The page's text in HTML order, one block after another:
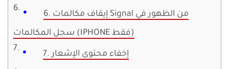
6. إيقاف مكالمات Signal من الظهور في
سجل المكالمات (IPHONE فقط)
7. إخفاء محتوى الإشعار